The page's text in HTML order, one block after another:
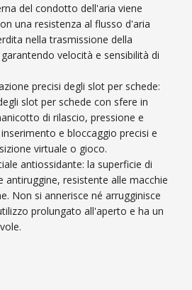
del condotto dell'aria viene
una resistenza al flusso d'aria
nella trasmissione della
velocità e sensibilità di
precisi degli slot per schede:
slot per schede con sfere in
di rilascio, pressione e
e bloccaggio precisi e
virtuale o gioco.
antiossidante: la superficie di
antiruggine, resistente alle macchie
Non si annerisce né arrugginisce
prolungato all'aperto e ha un